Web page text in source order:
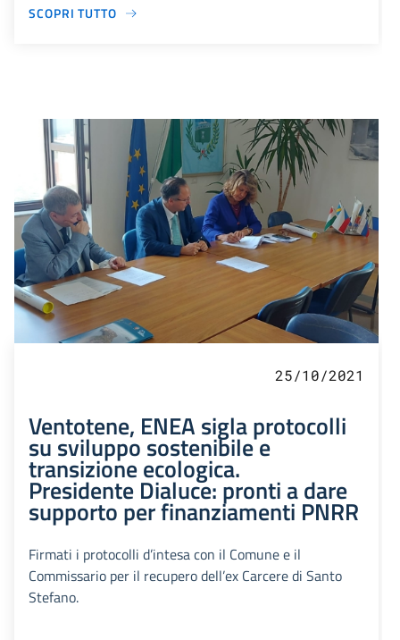
SCOPRI TUTTO
25/10/2021
Ventotene, ENEA sigla protocolli
su sviluppo sostenibile e
transizione ecologica.
Presidente Dialuce: pronti a dare
supporto per finanziamenti PNRR
Firmati i protocolli d’intesa con il Comune e il
Commissario per il recupero dell’ex Carcere di Santo
Stefano.